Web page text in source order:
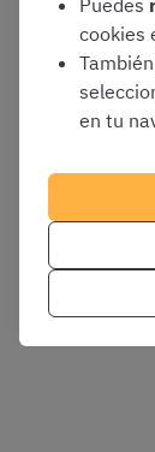
Puedes
cookies
en tu